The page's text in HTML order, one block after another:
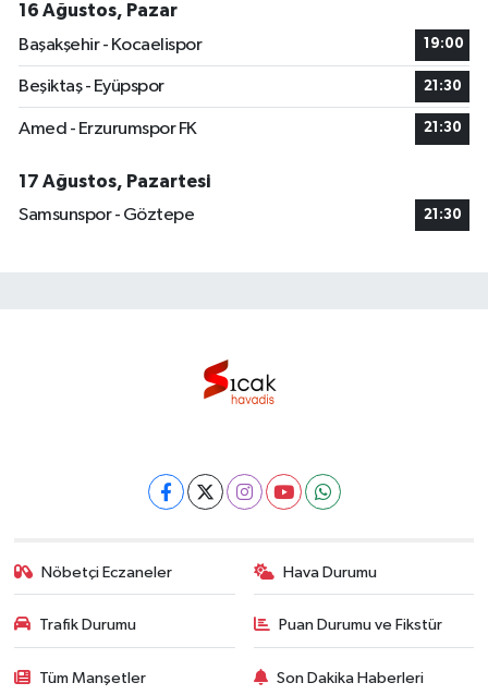
16 Ağustos, Pazar
Başakşehir - Kocaelispor
19:00
Beşiktaş - Eyüpspor 21:30
Amed - Erzurumspor FK 21:30
17 Ağustos, Pazartesi
Samsunspor - Göztepe
21:30
Nöbetçi Eczaneler Hava Durumu
Trafik Durumu Puan Durumu ve Fikstür
Tüm Manşetler Son Dakika Haberleri